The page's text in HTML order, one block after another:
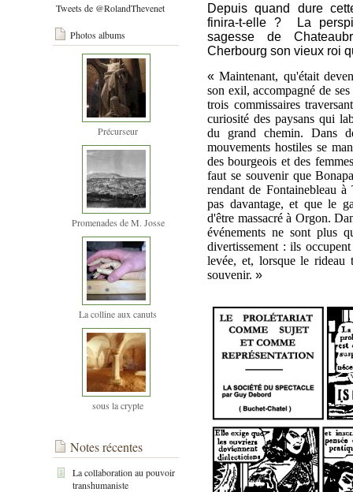
Tweets de @RolandThevenet
Photos albums
Précurseur
Promenades de M. Josse
La colline aux canuts
sous la crypte
Notes récentes
La collaboration au pouvoir
transhumaniste
Depuis quand dure
finira-t-elle ? La
sagesse de
Cherbourg son vieux roi
« Maintenant, qu'était
son exil, accompagné de
trois commissaires
curiosité des paysans qui
du grand chemin. Dans
mouvements hostiles se
des bourgeois et des
faut se souvenir que
rendant de Fontainebleau
pas davantage, et que le
d'être massacré à Orgon.
événements ne sont plus
divertissement : ils
levée, et, lorsque le rideau
souvenir. »